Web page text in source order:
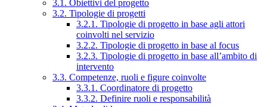
3.1. Obiettivi del progetto
3.2. Tipologie di progetti
3.2.1. Tipologie di progetto in base agli attori
coinvolti nel servizio
3.2.2. Tipologie di progetto in base al focus
3.2.3. Tipologie di progetto in base all’ambito di
intervento
3.3. Competenze, ruoli e figure coinvolte
3.3.1. Coordinatore di progetto
3.3.2. Definire ruoli e responsabilità